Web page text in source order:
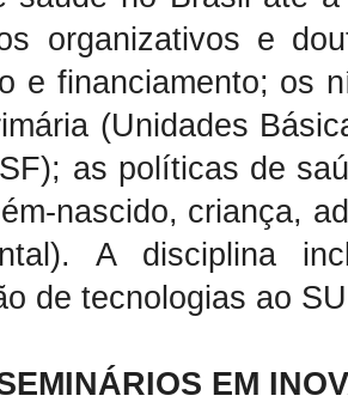
organizativos e
e financiamento; os
(Unidades
as políticas de
nascido, criança,
A disciplina
de tecnologias ao
EM